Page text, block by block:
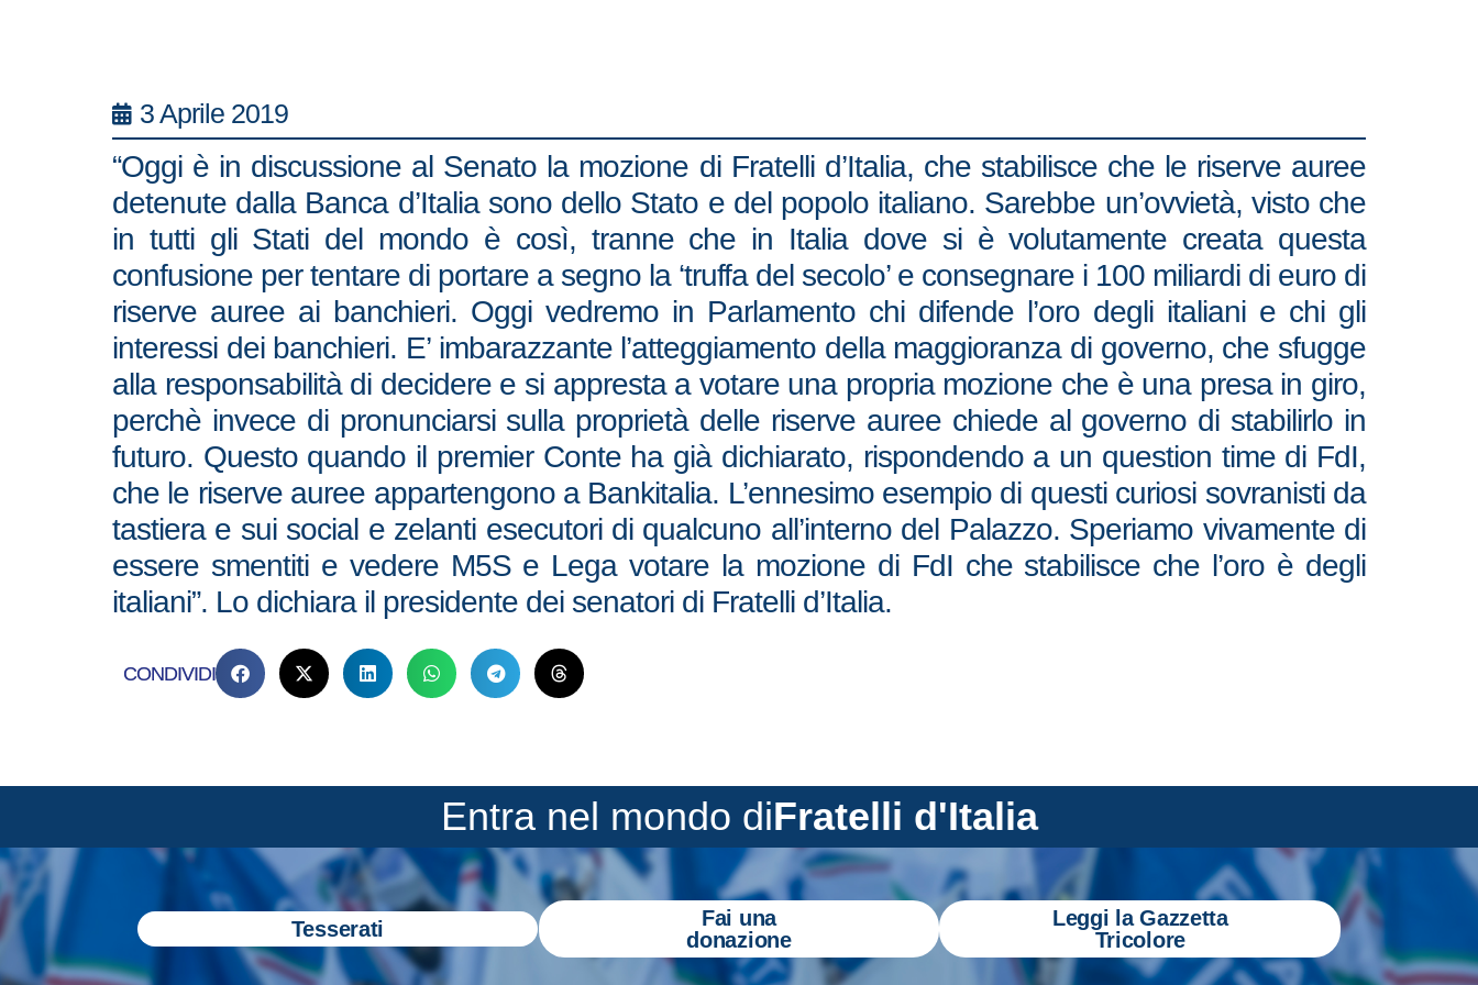
3 Aprile 2019
“Oggi è in discussione al Senato la mozione di Fratelli d’Italia, che stabilisce che le riserve auree
detenute dalla Banca d’Italia sono dello Stato e del popolo italiano. Sarebbe un’ovvietà, visto che
in tutti gli Stati del mondo è così, tranne che in Italia dove si è volutamente creata questa
confusione per tentare di portare a segno la ‘truffa del secolo’ e consegnare i 100 miliardi di euro di
riserve auree ai banchieri. Oggi vedremo in Parlamento chi difende l’oro degli italiani e chi gli
interessi dei banchieri. E’ imbarazzante l’atteggiamento della maggioranza di governo, che sfugge
alla responsabilità di decidere e si appresta a votare una propria mozione che è una presa in giro,
perchè invece di pronunciarsi sulla proprietà delle riserve auree chiede al governo di stabilirlo in
futuro. Questo quando il premier Conte ha già dichiarato, rispondendo a un question time di FdI,
che le riserve auree appartengono a Bankitalia. L’ennesimo esempio di questi curiosi sovranisti da
tastiera e sui social e zelanti esecutori di qualcuno all’interno del Palazzo. Speriamo vivamente di
essere smentiti e vedere M5S e Lega votare la mozione di FdI che stabilisce che l’oro è degli
italiani”. Lo dichiara il presidente dei senatori di Fratelli d’Italia.
CONDIVIDI
Entra nel mondo diFratelli d'Italia
Tesserati
Fai una
donazione
Leggi la Gazzetta
Tricolore